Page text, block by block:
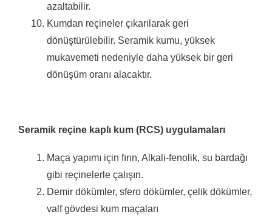
azaltabilir.
Kumdan reçineler çıkarılarak geri
dönüştürülebilir. Seramik kumu, yüksek
mukavemeti nedeniyle daha yüksek bir geri
dönüşüm oranı alacaktır.
Seramik reçine kaplı kum (RCS) uygulamaları
Maça yapımı için fırın, Alkali-fenolik, su bardağı
gibi reçinelerle çalışın.
Demir dökümler, sfero dökümler, çelik dökümler,
valf gövdesi kum maçaları